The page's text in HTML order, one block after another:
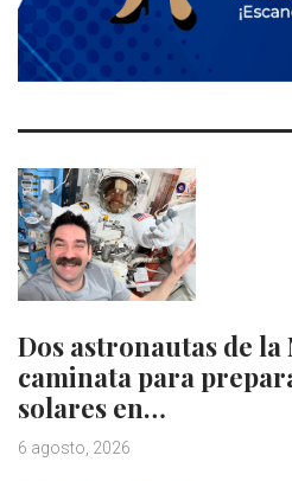
Dos astronautas de la
caminata para
solares en…
6 agosto, 2026